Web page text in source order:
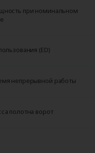
при номинальном
(ED)
непрерывной работы
полотна ворот